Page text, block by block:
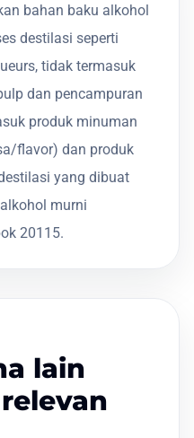
bahan baku alkohol
destilasi seperti
tidak termasuk
dan pencampuran
produk minuman
flavor) dan produk
yang dibuat
murni
20115.
lain